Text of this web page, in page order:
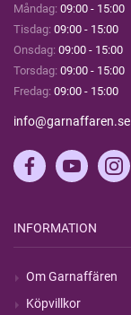
Måndag: 09:00 - 15:00
Tisdag: 09:00 - 15:00
Onsdag: 09:00 - 15:00
Torsdag: 09:00 - 15:00
Fredag: 09:00 - 15:00
info@garnaffaren.se
INFORMATION
Om Garnaffären
Köpvillkor